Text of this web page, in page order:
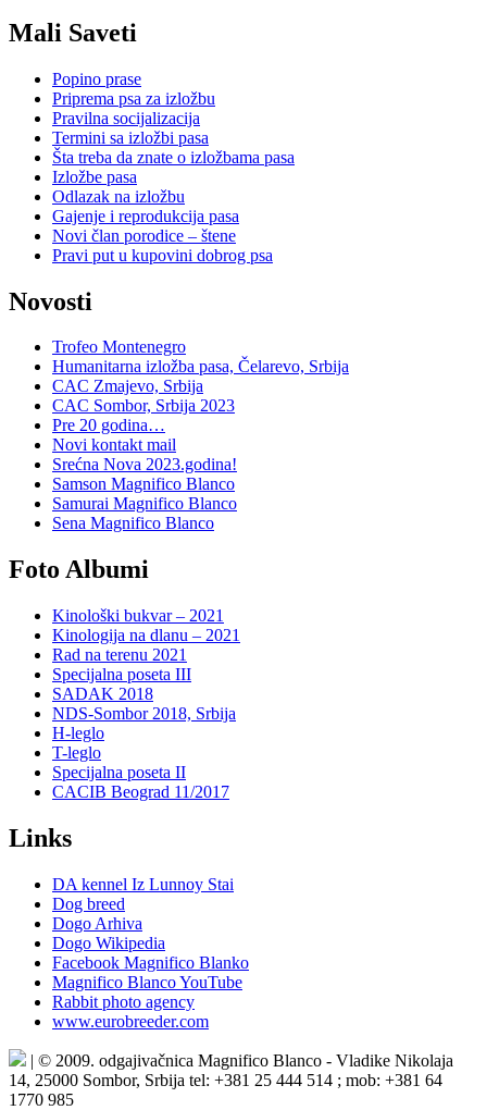
Mali Saveti
Popino prase
Priprema psa za izložbu
Pravilna socijalizacija
Termini sa izložbi pasa
Šta treba da znate o izložbama pasa
Izložbe pasa
Odlazak na izložbu
Gajenje i reprodukcija pasa
Novi član porodice – štene
Pravi put u kupovini dobrog psa
Novosti
Trofeo Montenegro
Humanitarna izložba pasa, Čelarevo, Srbija
CAC Zmajevo, Srbija
CAC Sombor, Srbija 2023
Pre 20 godina…
Novi kontakt mail
Srećna Nova 2023.godina!
Samson Magnifico Blanco
Samurai Magnifico Blanco
Sena Magnifico Blanco
Foto Albumi
Kinološki bukvar – 2021
Kinologija na dlanu – 2021
Rad na terenu 2021
Specijalna poseta III
SADAK 2018
NDS-Sombor 2018, Srbija
H-leglo
T-leglo
Specijalna poseta II
CACIB Beograd 11/2017
Links
DA kennel Iz Lunnoy Stai
Dog breed
Dogo Arhiva
Dogo Wikipedia
Facebook Magnifico Blanko
Magnifico Blanco YouTube
Rabbit photo agency
www.eurobreeder.com
| © 2009. odgajivačnica Magnifico Blanco - Vladike Nikolaja
14, 25000 Sombor, Srbija tel: +381 25 444 514 ; mob: +381 64
1770 985